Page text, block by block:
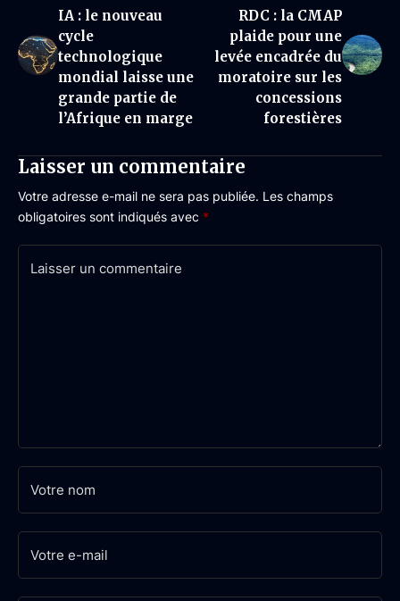
IA : le nouveau
cycle
technologique
mondial laisse une
grande partie de
l’Afrique en marge
RDC : la CMAP
plaide pour une
levée encadrée du
moratoire sur les
concessions
forestières
Laisser un commentaire
Votre adresse e-mail ne sera pas publiée. Les champs
obligatoires sont indiqués avec *